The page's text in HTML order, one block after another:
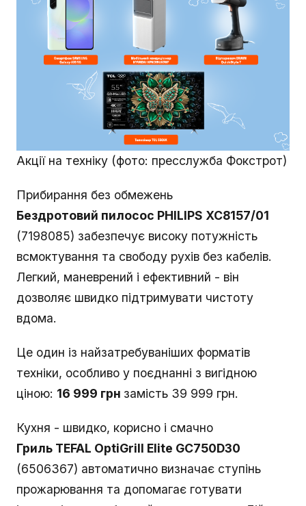
Акції на техніку (фото: пресслужба Фокстрот)
Прибирання без обмежень
Бездротовий пилосос PHILIPS XC8157/01
(7198085) забезпечує високу потужність
всмоктування та свободу рухів без кабелів.
Легкий, маневрений і ефективний - він
дозволяє швидко підтримувати чистоту
вдома.
Це один із найзатребуваніших форматів
техніки, особливо у поєднанні з вигідною
ціною: 16 999 грн замість 39 999 грн.
Кухня - швидко, корисно і смачно
Гриль TEFAL OptiGrill Elite GC750D30
(6506367) автоматично визначає ступінь
прожарювання та допомагає готувати